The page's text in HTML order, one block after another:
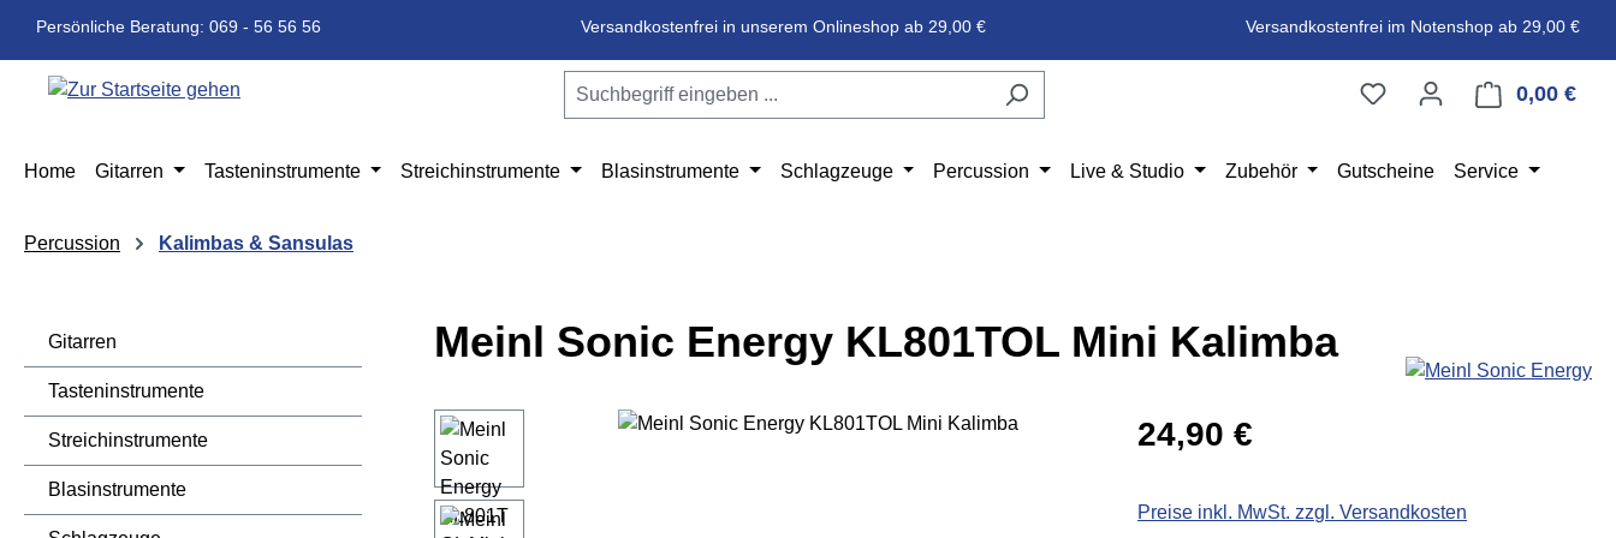
Hauptinhalt springen
Zur Suche springen
Zur Hauptnavigation springen
Persönliche Beratung: 069 - 56 56 56 Versandkostenfrei in unserem Onlineshop ab 29,00 € Versandkostenfrei im Notenshop ab 29,00 €
0,00 €
Home Gitarren Tasteninstrumente Streichinstrumente Blasinstrumente Schlagzeuge Percussion Live & Studio Zubehör Gutscheine Service
Percussion Kalimbas & Sansulas
Gitarren
Tasteninstrumente
Streichinstrumente
Blasinstrumente
Meinl Sonic Energy KL801TOL Mini Kalimba
Bildergalerie überspringen Regulärer Preis:
24,90 €
Preise inkl. MwSt. zzgl. Versandkosten